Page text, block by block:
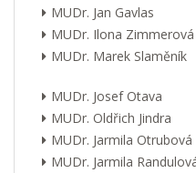
MUDr. Jan Gavlas
MUDr. Ilona Zimmerová
MUDr. Marek Slaměník
MUDr. Josef Otava
MUDr. Oldřich Jindra
MUDr. Jarmila Otrubová
MUDr. Jarmila